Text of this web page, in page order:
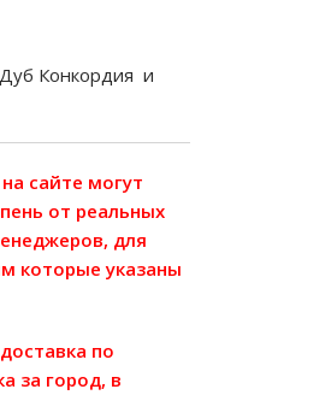
Конкордия и
сайте могут
от реальных
для
которые указаны
по
за город, в